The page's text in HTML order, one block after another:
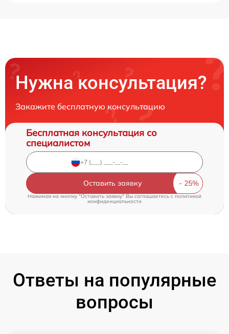
Нужна консультация?
Закажите бесплатную консультацию
Бесплатная консультация со
специалистом
Оставить заявку
Нажимая на кнопку "Оставить заявку" Вы соглашаетесь cполитикой
конфиденциальности
Ответы на популярные
вопросы